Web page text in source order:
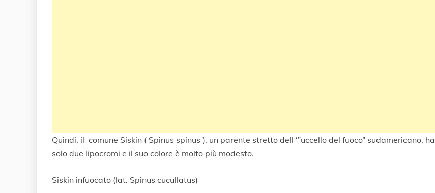
Quindi, il comune Siskin ( Spinus spinus ), un parente stretto dell ‘”uccello del fuoco” sudamericano, ha
solo due lipocromi e il suo colore è molto più modesto.
Siskin infuocato (lat. Spinus cucullatus)